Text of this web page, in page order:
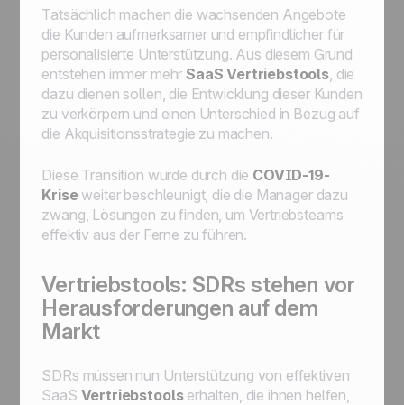
Tatsächlich machen die wachsenden Angebote
die Kunden aufmerksamer und empfindlicher für
personalisierte Unterstützung. Aus diesem Grund
entstehen immer mehrSaaS Vertriebstools, die
dazu dienen sollen, die Entwicklung dieser Kunden
zu verkörpern und einen Unterschied in Bezug auf
die Akquisitionsstrategie zu machen.
Diese Transition wurde durch die COVID-19-
Kriseweiter beschleunigt, die die Manager dazu
zwang, Lösungen zu finden, um Vertriebsteams
effektiv aus der Ferne zu führen.
Vertriebstools: SDRs stehen vor
Herausforderungen auf dem
Markt
SDRs müssen nun Unterstützung von effektiven
SaaS Vertriebstoolserhalten, die ihnen helfen,